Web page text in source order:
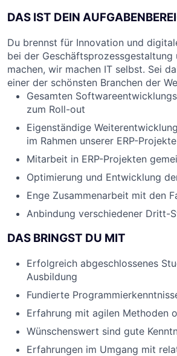
DAS IST DEIN
Du brennst für Innovation und
bei der
machen, wir machen IT selbst. Sei
einer der schönsten Branchen der
Gesamten
zum Roll-out
Eigenständige
im Rahmen unserer ERP-
Mitarbeit in ERP-Projekten
Optimierung und Entwicklung
Enge Zusammenarbeit mit den
Anbindung verschiedener Dritt-
DAS BRINGST DU MIT
Erfolgreich abgeschlossenes
Ausbildung
Fundierte
Erfahrung mit agilen Methoden
Wünschenswert sind gute
Erfahrungen im Umgang mit